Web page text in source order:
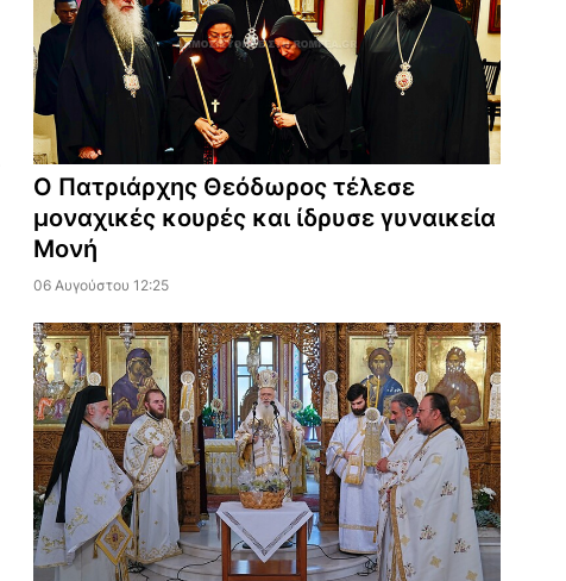
Ο Πατριάρχης Θεόδωρος τέλεσε
μοναχικές κουρές και ίδρυσε γυναικεία
Μονή
06 Αυγούστου 12:25